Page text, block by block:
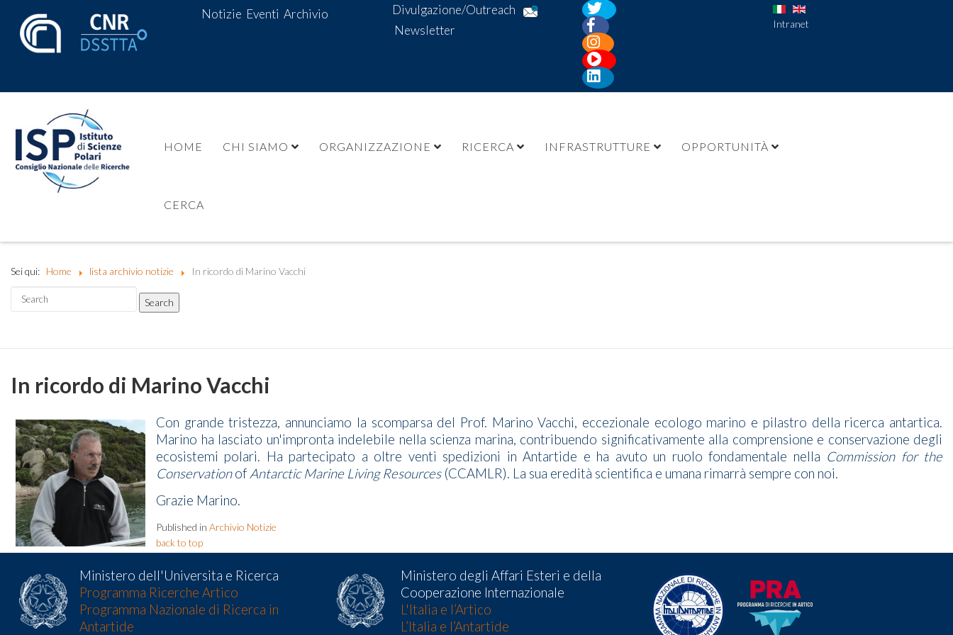
Notizie Eventi Archivio
Divulgazione/Outreach
Newsletter
Intranet
HOME CHI SIAMO ORGANIZZAZIONE RICERCA INFRASTRUTTURE OPPORTUNITÀ
CERCA
Sei qui: Home lista archivio notizie In ricordo di Marino Vacchi
In ricordo di Marino Vacchi
Con grande tristezza, annunciamo la scomparsa del Prof. Marino Vacchi, eccezionale ecologo marino e pilastro della ricerca antartica.
Marino ha lasciato un'impronta indelebile nella scienza marina, contribuendo significativamente alla comprensione e conservazione degli
ecosistemi polari. Ha partecipato a oltre venti spedizioni in Antartide e ha avuto un ruolo fondamentale nella Commission for the
Conservationof Antarctic Marine Living Resources (CCAMLR). La sua eredità scientifica e umana rimarrà sempre con noi.
Grazie Marino.
Published in Archivio Notizie
back to top
Ministero dell'Universita e Ricerca
Programma Ricerche Artico
Programma Nazionale di Ricerca in
Antartide
Ministero degli Affari Esteri e della
Cooperazione Internazionale
L'Italia e l’Artico
L’Italia e l’Antartide